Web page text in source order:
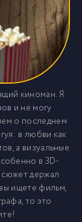
киноман. Я
и не могу
о последнем
в любви как
а визуальные
в 3D-
сюжет держал
ищете фильм,
то это